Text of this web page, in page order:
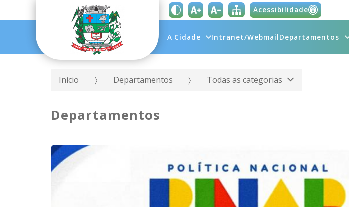
Acessibilidade
A Cidade Intranet/WebmailDepartamentos
Início Departamentos Todas as categorias
Departamentos